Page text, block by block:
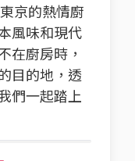
京的熱情廚
風味和現代
在廚房時，
目的地，透
們一起踏上